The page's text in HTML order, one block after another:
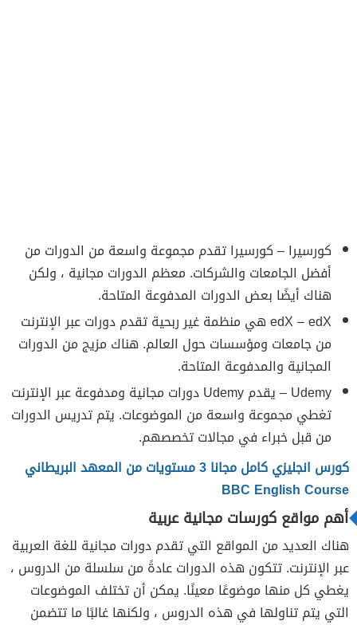
كورسيرا – كورسيرا تقدم مجموعة واسعة من الدورات من
أفضل الجامعات والشركات. معظم الدورات مجانية ، ولكن
هناك أيضًا بعض الدورات المدفوعة المتاحة.
edX – edX هي منظمة غير ربحية تقدم دورات عبر الإنترنت
من جامعات ومؤسسات حول العالم. هناك مزيج من الدورات
المجانية والمدفوعة المتاحة.
Udemy – يقدم Udemy دورات مجانية ومدفوعة عبر الإنترنت
تغطي مجموعة واسعة من الموضوعات. يتم تدريس الدورات
من قبل خبراء في مجالات تخصصهم.
كورس انجليزي كامل مجانا 3 مستويات من المعهد البريطاني
BBC English Course
أهم مواقع كورسات مجانية عربية
هناك العديد من المواقع التي تقدم دورات مجانية للغة العربية
عبر الإنترنت. تتكون هذه الدورات عادةً من سلسلة من الدروس ،
يغطي كل منها موضوعًا معينًا. يمكن أن تختلف الموضوعات
التي يتم تناولها في هذه الدروس ، ولكنها غالبًا ما تتضمن